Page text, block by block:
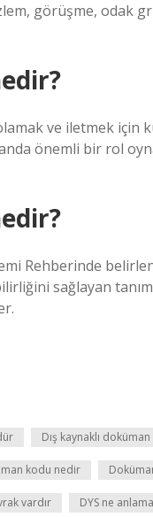
görüşme, odak
ve iletmek için
önemli bir rol
Rehberinde
sağlayan
Dış kaynaklı
kodu nedir
vardır DYS ne